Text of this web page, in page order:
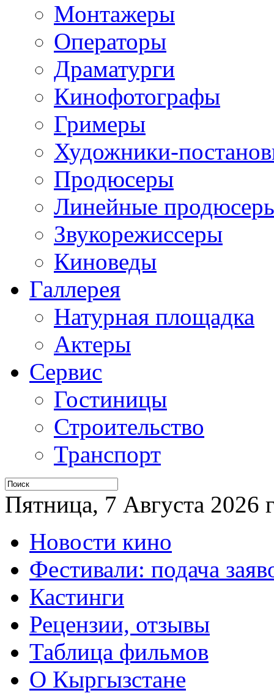
Монтажеры
Операторы
Драматурги
Кинофотографы
Гримеры
Художники-
Продюсеры
Линейные
Звукорежиссеры
Киноведы
Галлерея
Натурная площадка
Актеры
Сервис
Гостиницы
Строительство
Транспорт
Пятница, 7 Августа 2026
Новости кино
Фестивали: подача
Кастинги
Рецензии, отзывы
Таблица фильмов
О Кыргызстане